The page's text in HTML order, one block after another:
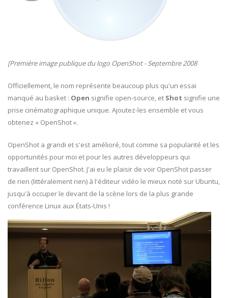
[Première image publique du logo OpenShot - Septembre 2008
Officiellement, le nom représente beaucoup plus qu'un essai
manqué au basket : Open signifie open-source, et Shot signifie une
prise cinématographique unique. Ajoutez-les ensemble et vous
obtenez « OpenShot ».
OpenShot a grandi et s'est amélioré, tout comme sa popularité et les
opportunités pour moi et pour les autres développeurs qui
travaillent sur OpenShot. J'ai eu le plaisir de voir OpenShot passer
de rien (littéralement rien) à l'éditeur vidéo le mieux noté sur Ubuntu,
jusqu'à occuper le devant de la scène lors de la plus grande
conférence Linux aux États-Unis !